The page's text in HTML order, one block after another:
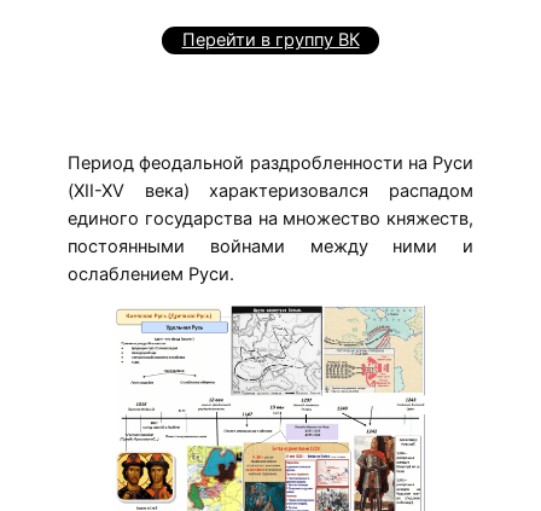
Перейти в группу ВК
Период феодальной раздробленности на Руси
(XII-XV века) характеризовался распадом
единого государства на множество княжеств,
постоянными войнами между ними и
ослаблением Руси.